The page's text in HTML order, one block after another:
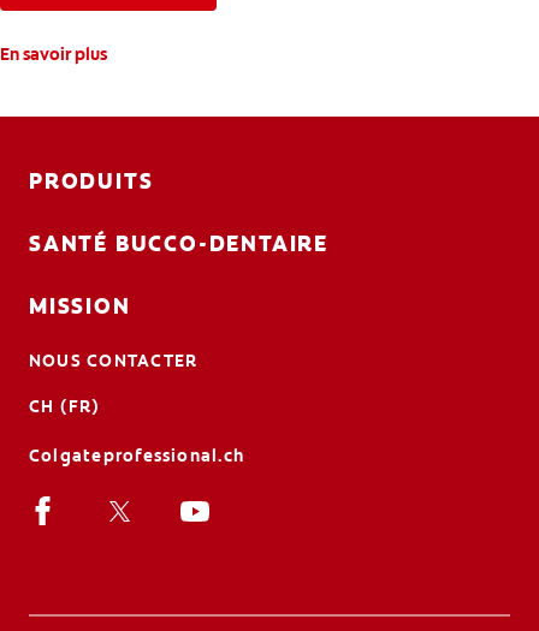
En savoir plus
PRODUITS
SANTÉ BUCCO-DENTAIRE
MISSION
NOUS CONTACTER
CH (FR)
Colgateprofessional.ch